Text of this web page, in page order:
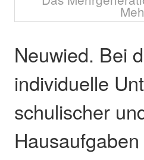
Neuwied. Bei
individuelle
schulischer